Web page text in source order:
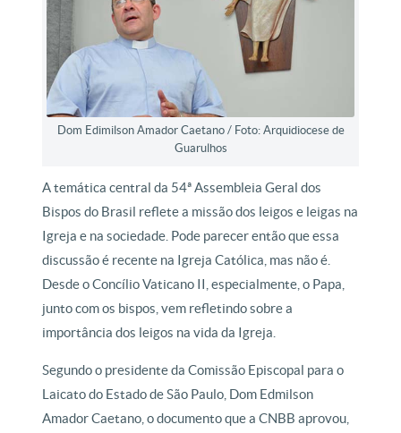
Dom Edimilson Amador Caetano / Foto: Arquidiocese de
Guarulhos
A temática central da 54ª Assembleia Geral dos
Bispos do Brasil reflete a missão dos leigos e leigas na
Igreja e na sociedade. Pode parecer então que essa
discussão é recente na Igreja Católica, mas não é.
Desde o Concílio Vaticano II, especialmente, o Papa,
junto com os bispos, vem refletindo sobre a
importância dos leigos na vida da Igreja.
Segundo o presidente da Comissão Episcopal para o
Laicato do Estado de São Paulo, Dom Edmilson
Amador Caetano, o documento que a CNBB aprovou,